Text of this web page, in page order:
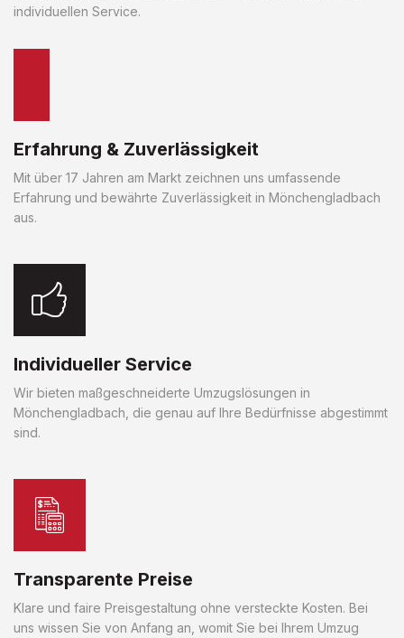
individuellen Service.
Erfahrung & Zuverlässigkeit
Mit über 17 Jahren am Markt zeichnen uns umfassende
Erfahrung und bewährte Zuverlässigkeit in Mönchengladbach
aus.
Individueller Service
Wir bieten maßgeschneiderte Umzugslösungen in
Mönchengladbach, die genau auf Ihre Bedürfnisse abgestimmt
sind.
Transparente Preise
Klare und faire Preisgestaltung ohne versteckte Kosten. Bei
uns wissen Sie von Anfang an, womit Sie bei Ihrem Umzug